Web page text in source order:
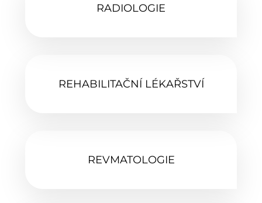
RADIOLOGIE‎
REHABILITAČNÍ LÉKAŘSTVÍ
REVMATOLOGIE‎